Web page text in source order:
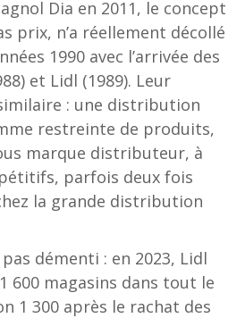
Dia en 2011, le concept
prix, n’a réellement décollé
1990 avec l’arrivée des
et Lidl (1989). Leur
: une distribution
restreinte de produits,
marque distributeur, à
parfois deux fois
la grande distribution
pas démenti : en 2023, Lidl
600 magasins dans tout le
1 300 après le rachat des